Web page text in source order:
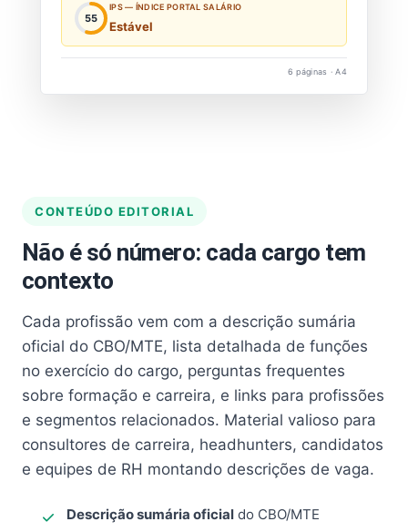
55
IPS — ÍNDICE PORTAL SALÁRIO
Estável
6 páginas · A4
CONTEÚDO EDITORIAL
Não é só número: cada cargo tem
contexto
Cada profissão vem com a descrição sumária
oficial do CBO/MTE, lista detalhada de funções
no exercício do cargo, perguntas frequentes
sobre formação e carreira, e links para profissões
e segmentos relacionados. Material valioso para
consultores de carreira, headhunters, candidatos
e equipes de RH montando descrições de vaga.
Descrição sumária oficial do CBO/MTE